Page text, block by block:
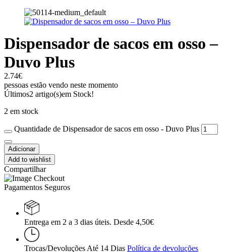
Dispensador de sacos em osso –
Duvo Plus
2.74€
pessoas estão vendo neste momento
Últimos2 artigo(s)em Stock!
2 em stock
Quantidade de Dispensador de sacos em osso - Duvo Plus
Adicionar
Add to wishlist
Compartilhar
Pagamentos Seguros
Entrega em 2 a 3 dias úteis. Desde 4,50€
Trocas/Devoluções Até 14 Dias Política de devoluções